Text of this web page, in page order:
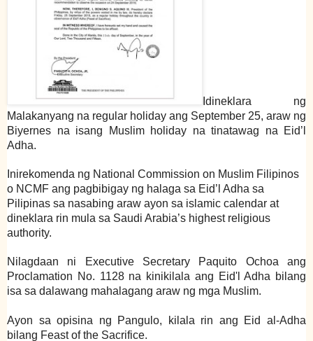
Idineklara ng
Malakanyang na regular holiday ang September 25, araw ng
Biyernes na isang Muslim holiday na tinatawag na Eid’l
Adha.
Inirekomenda ng National Commission on Muslim Filipinos
o NCMF ang pagbibigay ng halaga sa Eid’l Adha sa
Pilipinas sa nasabing araw ayon sa islamic calendar at
dineklara rin mula sa Saudi Arabia’s highest religious
authority.
Nilagdaan ni Executive Secretary Paquito Ochoa ang
Proclamation No. 1128 na kinikilala ang Eid'l Adha bilang
isa sa dalawang mahalagang araw ng mga Muslim.
Ayon sa opisina ng Pangulo, kilala rin ang Eid al-Adha
bilang Feast of the Sacrifice.